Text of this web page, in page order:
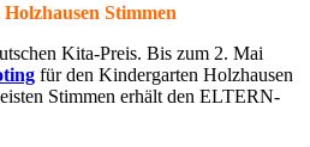
Stimmen
Kita-Preis. Bis zum 2. Mai
für den Kindergarten Holzhausen
Stimmen erhält den ELTERN-